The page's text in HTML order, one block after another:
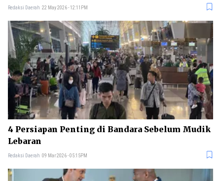
Redaksi Daerah 22 May 2026 - 12:11PM
4 Persiapan Penting di Bandara Sebelum Mudik
Lebaran
Redaksi Daerah 09 Mar 2026 - 05:15PM